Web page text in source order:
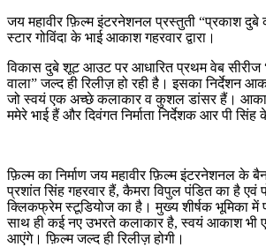
जय महावीर फ़िल्म इंटरनेशनल प्रस्तुती “प्रकाश दुबे
स्टार गोविंदा के भाई आकाश गहरवार द्वारा।
विकास दुबे शूट आउट पर आधारित प्रथम वेब सीरीज
वाला” जल्द ही रिलीज़ हो रही है। इसका निर्देशन
जो स्वयं एक अच्छे कलाकार व कुशल डांसर हैं। आकाश
ममेरे भाई हैं और दिवंगत निर्माता निर्देशक आर पी सिंह
फ़िल्म का निर्माण जय महावीर फ़िल्म इंटरनेशनल के
प्रशांत सिंह गहरवार हैं, कैमरा विपुल पंडित का है एवं
क्लिकफ्रेम स्टूडियोज का है। मुख्य शीर्षक भूमिका में
साथ ही कई नए उभरते कलाकार है, स्वयं आकाश भी
आएंगे। फ़िल्म जल्द ही रिलीज़ होगी।